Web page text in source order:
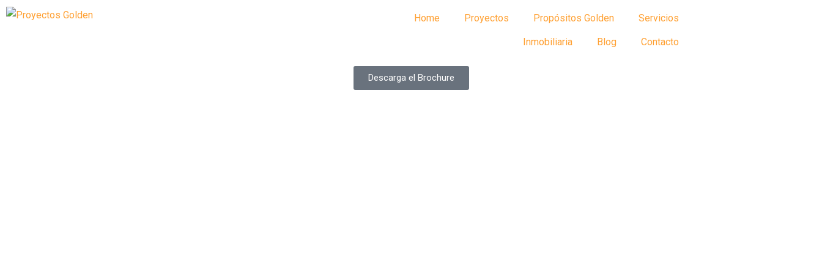
Home Proyectos Propósitos Golden Servicios
Inmobiliaria Blog Contacto
Descarga el Brochure